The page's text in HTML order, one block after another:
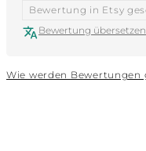
Bewertung in Etsy
Bewertung
Wie werden Bewertungen